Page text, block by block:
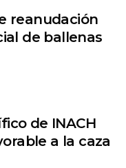
reanudación
de ballenas
de INACH
a la caza